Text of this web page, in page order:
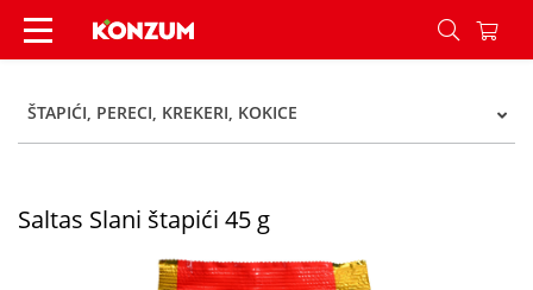
Saltas Slani štapići 45 g - Konzum
ŠTAPIĆI, PERECI, KREKERI, KOKICE
Saltas Slani štapići 45 g